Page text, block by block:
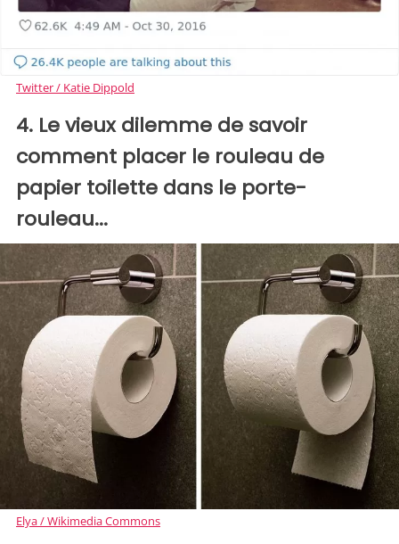
Twitter / Katie Dippold
4. Le vieux dilemme de savoir
comment placer le rouleau de
papier toilette dans le porte-
rouleau...
Elya / Wikimedia Commons